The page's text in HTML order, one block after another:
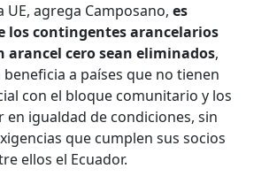
UE, agrega Camposano,es
los contingentes arancelarios
arancel cero sean eliminados,
a países que no tienen
con el bloque comunitario y los
en igualdad de condiciones, sin
que cumplen sus socios
ellos el Ecuador.